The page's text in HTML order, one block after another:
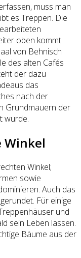
muss man
es Treppen. Die
oben kommt
von Behnisch
des alten Cafés
der dazu
das
nach der
Grundmauern der
wurde.
Winkel;
sowie
Auch das
Für einige
und
sein Leben lassen.
Bäume aus der